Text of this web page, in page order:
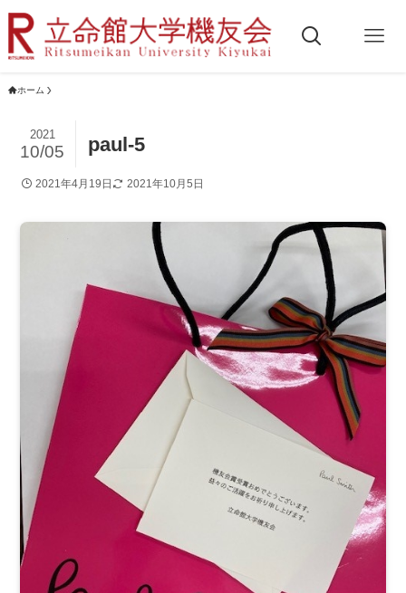
ホーム
paul-5
2021
10/05
2021年4月19日 2021年10月5日